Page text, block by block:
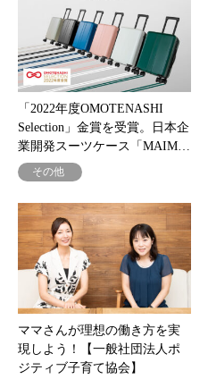
「2022年度OMOTENASHI
Selection」金賞を受賞。日本企
業開発スーツケース「MAIM…
その他
ママさんが理想の働き方を実
現しよう！【一般社団法人ポ
ジティブ子育て協会】